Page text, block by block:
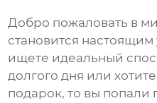
Добро пожаловать в
становится
ищете идеальный
долгого дня или
подарок, то вы попали